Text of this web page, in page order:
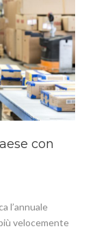
con
l’annuale
velocemente